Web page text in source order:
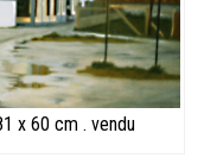
x 60 cm . vendu